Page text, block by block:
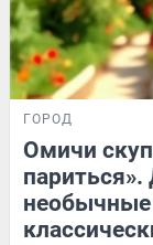
ГОРОД
Омичи
париться».
необычные